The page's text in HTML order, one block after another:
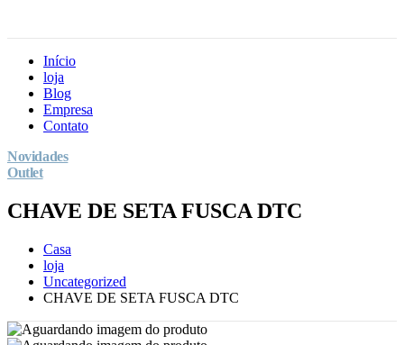
Início
loja
Blog
Empresa
Contato
Novidades
Outlet
CHAVE DE SETA FUSCA DTC
Casa
loja
Uncategorized
CHAVE DE SETA FUSCA DTC